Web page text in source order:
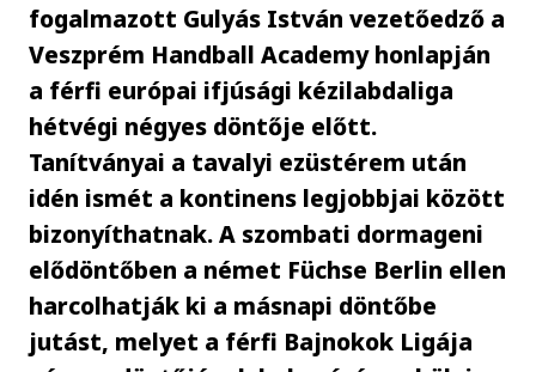
fogalmazott Gulyás István vezetőedző a
Veszprém Handball Academy honlapján
a férfi európai ifjúsági kézilabdaliga
hétvégi négyes döntője előtt.
Tanítványai a tavalyi ezüstérem után
idén ismét a kontinens legjobbjai között
bizonyíthatnak. A szombati dormageni
elődöntőben a német Füchse Berlin ellen
harcolhatják ki a másnapi döntőbe
jutást, melyet a férfi Bajnokok Ligája